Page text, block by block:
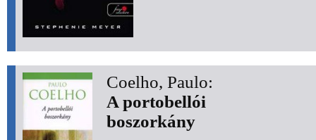
Coelho, Paulo:
A portobellói
boszorkány